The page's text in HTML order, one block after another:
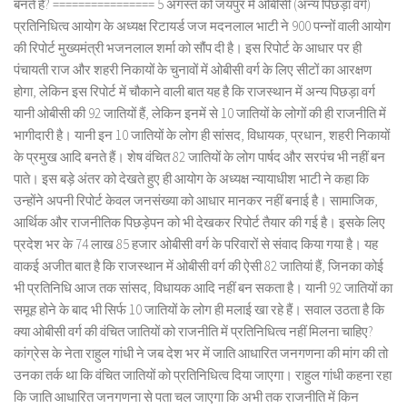
बनते हैं? ================ 5 अगस्त को जयपुर में ओबीसी (अन्य पिछड़ा वर्ग)
प्रतिनिधित्व आयोग के अध्यक्ष रिटायर्ड जज मदनलाल भाटी ने 900 पन्नों वाली आयोग
की रिपोर्ट मुख्यमंत्री भजनलाल शर्मा को सौंप दी है। इस रिपोर्ट के आधार पर ही
पंचायती राज और शहरी निकायों के चुनावों में ओबीसी वर्ग के लिए सीटों का आरक्षण
होगा, लेकिन इस रिपोर्ट में चौकाने वाली बात यह है कि राजस्थान में अन्य पिछड़ा वर्ग
यानी ओबीसी की 92 जातियों हैं, लेकिन इनमें से 10 जातियों के लोगों की ही राजनीति में
भागीदारी है। यानी इन 10 जातियों के लोग ही सांसद, विधायक, प्रधान, शहरी निकायों
के प्रमुख आदि बनते हैं। शेष वंचित 82 जातियों के लोग पार्षद और सरपंच भी नहीं बन
पाते। इस बड़े अंतर को देखते हुए ही आयोग के अध्यक्ष न्यायाधीश भाटी ने कहा कि
उन्होंने अपनी रिपोर्ट केवल जनसंख्या को आधार मानकर नहीं बनाई है। सामाजिक,
आर्थिक और राजनीतिक पिछड़ेपन को भी देखकर रिपोर्ट तैयार की गई है। इसके लिए
प्रदेश भर के 74 लाख 85 हजार ओबीसी वर्ग के परिवारों से संवाद किया गया है। यह
वाकई अजीत बात है कि राजस्थान में ओबीसी वर्ग की ऐसी 82 जातियां हैं, जिनका कोई
भी प्रतिनिधि आज तक सांसद, विधायक आदि नहीं बन सकता है। यानी 92 जातियों का
समूह होने के बाद भी सिर्फ 10 जातियों के लोग ही मलाई खा रहे हैं। सवाल उठता है कि
क्या ओबीसी वर्ग की वंचित जातियों को राजनीति में प्रतिनिधित्व नहीं मिलना चाहिए?
कांग्रेस के नेता राहुल गांधी ने जब देश भर में जाति आधारित जनगणना की मांग की तो
उनका तर्क था कि वंचित जातियों को प्रतिनिधित्व दिया जाएगा। राहुल गांधी कहना रहा
कि जाति आधारित जनगणना से पता चल जाएगा कि अभी तक राजनीति में किन